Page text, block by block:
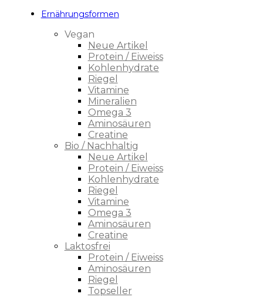
Ernährungsformen
Vegan
Neue Artikel
Protein / Eiweiss
Kohlenhydrate
Riegel
Vitamine
Mineralien
Omega 3
Aminosäuren
Creatine
Bio / Nachhaltig
Neue Artikel
Protein / Eiweiss
Kohlenhydrate
Riegel
Vitamine
Omega 3
Aminosäuren
Creatine
Laktosfrei
Protein / Eiweiss
Aminosäuren
Riegel
Topseller